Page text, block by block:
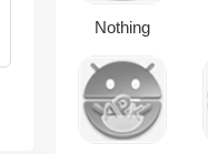
Nothing